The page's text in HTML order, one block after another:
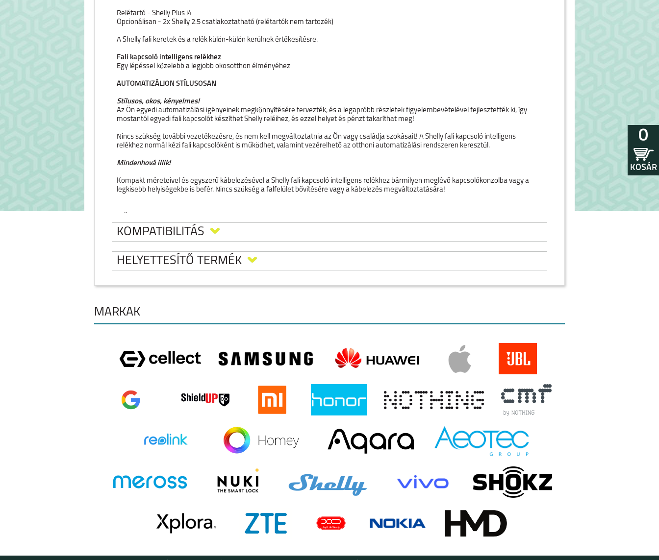
Relétartó - Shelly Plus i4
Opcionálisan - 2x Shelly 2.5 csatlakoztatható (relétartók nem tartozék)
A Shelly fali keretek és a relék külön-külön kerülnek értékesítésre.
Fali kapcsoló intelligens relékhez
Egy lépéssel közelebb a legjobb okosotthon élményéhez
AUTOMATIZÁLJON STÍLUSOSAN
Stílusos, okos, kényelmes!
Az Ön egyedi automatizálási igényeinek megkönnyítésére tervezték, és a legapróbb részletek figyelembevételével fejlesztették ki, így
mostantól egyedi fali kapcsolót készíthet Shelly reléihez, és ezzel helyet és pénzt takaríthat meg!
Nincs szükség további vezetékezésre, és nem kell megváltoztatnia az Ön vagy családja szokásait! A Shelly fali kapcsoló intelligens
relékhez normál kézi fali kapcsolóként is működhet, valamint vezérelhető az otthoni automatizálási rendszeren keresztül.
Mindenhová illik!
Kompakt méreteivel és egyszerű kábelezésével a Shelly fali kapcsoló intelligens relékhez bármilyen meglévő kapcsolókonzolba vagy a
legkisebb helyiségekbe is befér. Nincs szükség a falfelület bővítésére vagy a kábelezés megváltoztatására!
FIZIKAI
Méret (HxSxM): - 70x70x12 mm (tartó nélkül)
Anyag: - Műanyag
Szín: - Fehér / Fekete
KÖRNYEZETI
ELEKTRONIKAI
KOMPATIBILITÁS
IPHONE 17 PRO MAX
IPHONE 16 PRO MAX IPHONE 16 PLUS IPHONE 16 PRO IPHONE 16 IPHONE 15 PRO MAX
IPHONE 15 PLUS IPHONE 15 PRO IPHONE 15 IPHONE 14 PRO MAX IPHONE 14 PLUS
HELYETTESÍTŐ TERMÉK
SHELLY 4 GOMBOS KAPCSOLÓ,
Készleten:
MÁRKÁK
0
KOSÁR